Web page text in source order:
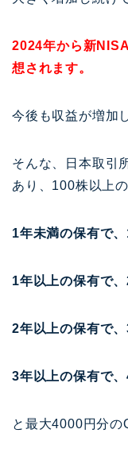
2024年から新
想されます。
今後も収益が増加
そんな、日本取引
あり、100株以上
1年未満の保有で、
1年以上の保有で、
2年以上の保有で、
3年以上の保有で、
と最大4000円分の